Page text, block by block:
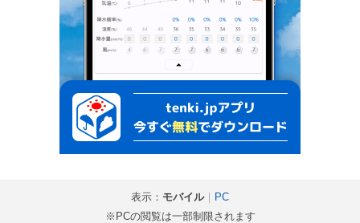
表示： モバイル｜
PC
※PCの閲覧は一部制限されます